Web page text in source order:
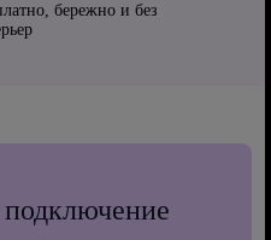
бережно и без
подключение